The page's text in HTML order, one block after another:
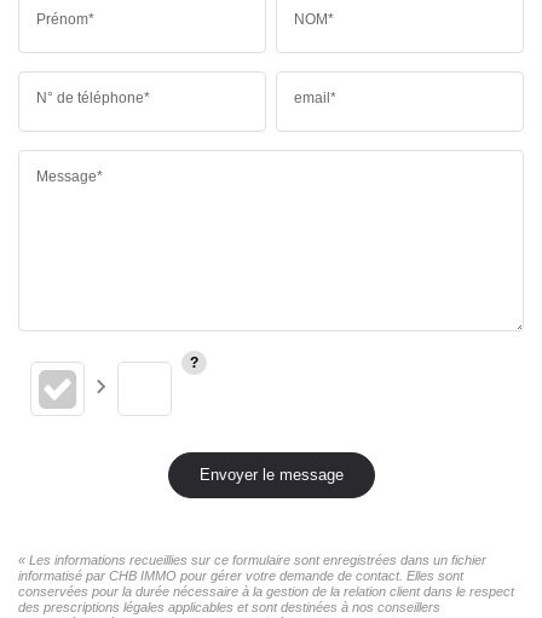
Prénom* NOM*
N° de téléphone* email*
Message*
Envoyer le message
« Les informations recueillies sur ce formulaire sont enregistrées dans un fichier
informatisé par CHB IMMO pour gérer votre demande de contact. Elles sont
conservées pour la durée nécessaire à la gestion de la relation client dans le respect
des prescriptions légales applicables et sont destinées à nos conseillers